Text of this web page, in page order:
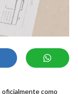
como